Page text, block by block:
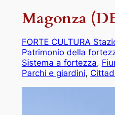
Magonza
FORTE CULTURA
Patrimonio della
Sistema a fortezza,
Parchi e giardini,